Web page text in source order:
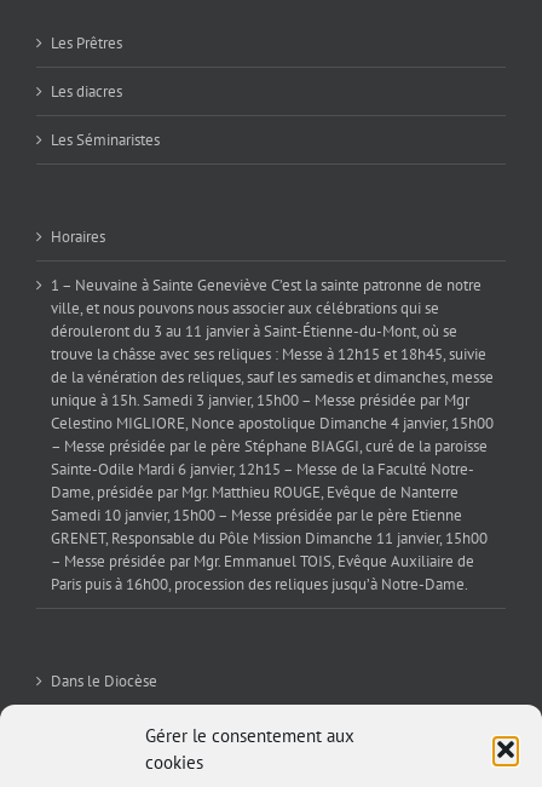
Gérer le consentement aux
cookies
Les Prêtres
Les diacres
Les Séminaristes
Horaires
1 – Neuvaine à Sainte Geneviève C’est la sainte patronne de notre
ville, et nous pouvons nous associer aux célébrations qui se
dérouleront du 3 au 11 janvier à Saint-Étienne-du-Mont, où se
trouve la châsse avec ses reliques : Messe à 12h15 et 18h45, suivie
de la vénération des reliques, sauf les samedis et dimanches, messe
unique à 15h. Samedi 3 janvier, 15h00 – Messe présidée par Mgr
Celestino MIGLIORE, Nonce apostolique Dimanche 4 janvier, 15h00
– Messe présidée par le père Stéphane BIAGGI, curé de la paroisse
Sainte-Odile Mardi 6 janvier, 12h15 – Messe de la Faculté Notre-
Dame, présidée par Mgr. Matthieu ROUGE, Evêque de Nanterre
Samedi 10 janvier, 15h00 – Messe présidée par le père Etienne
GRENET, Responsable du Pôle Mission Dimanche 11 janvier, 15h00
– Messe présidée par Mgr. Emmanuel TOIS, Evêque Auxiliaire de
Paris puis à 16h00, procession des reliques jusqu’à Notre-Dame.
Dans le Diocèse